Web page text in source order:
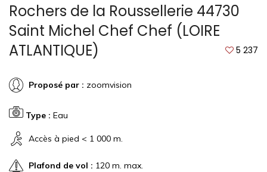
Rochers de la Roussellerie 44730
Saint Michel Chef Chef (LOIRE
ATLANTIQUE)
5 237
Proposé par : zoomvision
Type : Eau
Accès à pied < 1 000 m.
Plafond de vol : 120 m. max.